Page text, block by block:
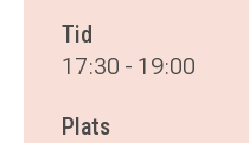
Tid
17:30 - 19:00
Plats